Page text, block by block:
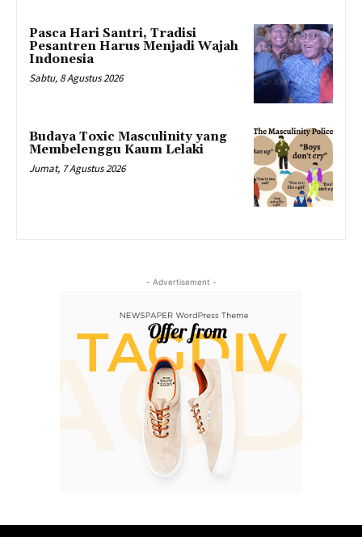
Pasca Hari Santri, Tradisi
Pesantren Harus Menjadi Wajah
Indonesia
Sabtu, 8 Agustus 2026
Budaya Toxic Masculinity yang
Membelenggu Kaum Lelaki
Jumat, 7 Agustus 2026
- Advertisement -